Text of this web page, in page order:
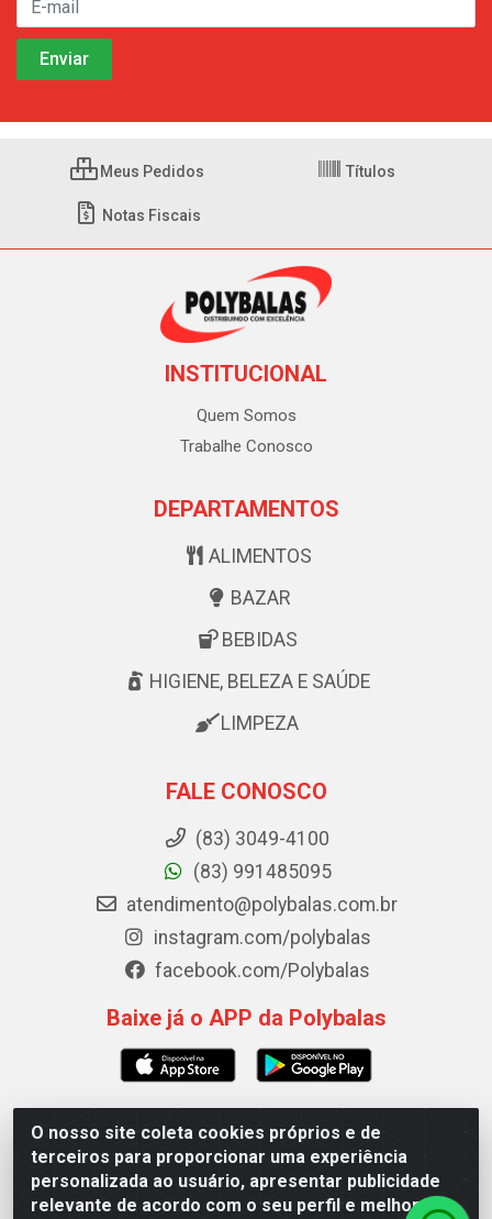
O nosso site coleta cookies próprios e de
terceiros para proporcionar uma experiência
personalizada ao usuário, apresentar publicidade
relevante de acordo com o seu perfil e melhorar a
Meus Pedidos Títulos
Notas Fiscais
INSTITUCIONAL
Quem Somos
Trabalhe Conosco
DEPARTAMENTOS
ALIMENTOS
BAZAR
BEBIDAS
HIGIENE, BELEZA E SAÚDE
LIMPEZA
FALE CONOSCO
(83) 3049-4100
(83) 991485095
atendimento@polybalas.com.br
instagram.com/polybalas
facebook.com/Polybalas
Baixe já o APP da Polybalas
Polybalas - Rua João Miguel de Souza, 173 Galpão B -
Ernesto Geisel, João Pessoa/PB - CEP 58.075-075 - CNPJ
00.909.327/0002-61